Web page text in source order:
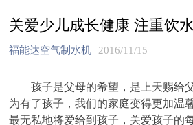
关爱少儿成长健康 注重饮
福能达空气制水机 2016/11/15
孩子是父母的希望，是上天赐给
为有了孩子，我们的家庭变得更加温
最无私地将爱给到孩子，关爱孩子的